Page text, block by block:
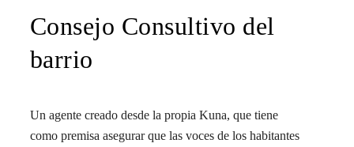
Consejo Consultivo del
barrio
Un agente creado desde la propia Kuna, que tiene
como premisa asegurar que las voces de los habitantes